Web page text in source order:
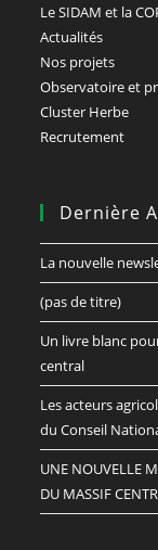
Le SIDAM et la
Actualités
Nos projets
Observatoire et
Cluster Herbe
Recrutement
Dernière
La nouvelle
(pas de titre)
Un livre blanc
central
Les acteurs
du Conseil
UNE NOUVELLE
DU MASSIF